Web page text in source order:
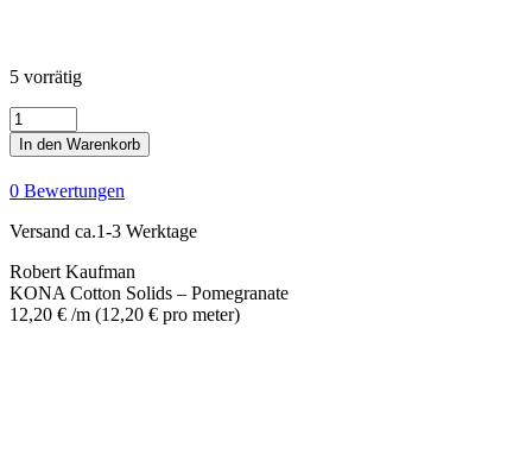
5 vorrätig
KONA
Cotton
Solids
-
Pomegranate
Menge
In den Warenkorb
0 Bewertungen
Versand ca.1-3 Werktage
Robert Kaufman
KONA Cotton Solids – Pomegranate
12,20 € /m (12,20 € pro meter)